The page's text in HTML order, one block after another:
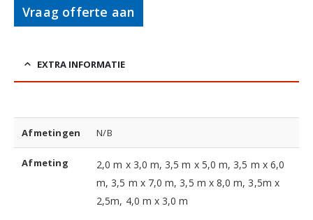
Vraag offerte aan
EXTRA INFORMATIE
Afmetingen N/B
Afmeting
2,0 m x 3,0 m, 3,5 m x 5,0 m, 3,5 m x 6,0
m, 3,5 m x 7,0 m, 3,5 m x 8,0 m, 3,5m x
2,5m, 4,0 m x 3,0 m